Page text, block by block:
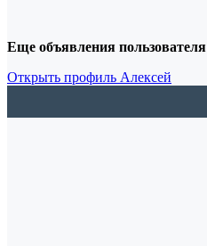
Еще объявления пользователя
Открыть профиль Алексей